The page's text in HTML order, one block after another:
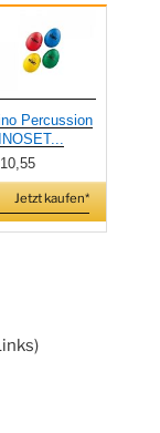
Percussion
Jetzt kaufen*